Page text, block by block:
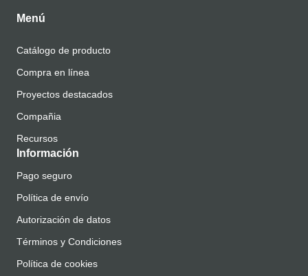
Menú
Catálogo de producto
Compra en línea
Proyectos destacados
Compañia
Recursos
Información
Pago seguro
Política de envío
Autorización de datos
Términos y Condiciones
Política de cookies